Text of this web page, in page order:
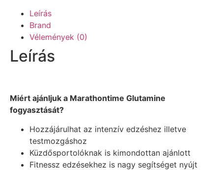
Leírás
Brand
Vélemények (0)
Leírás
Miért ajánljuk a Marathontime Glutamine
fogyasztását?
Hozzájárulhat az intenzív edzéshez illetve
testmozgáshoz
Küzdősportolóknak is kimondottan ajánlott
Fitnessz edzésekhez is nagy segítséget nyújt